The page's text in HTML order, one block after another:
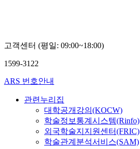
고객센터 (평일: 09:00~18:00)
1599-3122
ARS 번호안내
관련누리집
대학공개강의(KOCW)
학술정보통계시스템(Rinfo)
외국학술지지원센터(FRIC)
학술관계분석서비스(SAM)